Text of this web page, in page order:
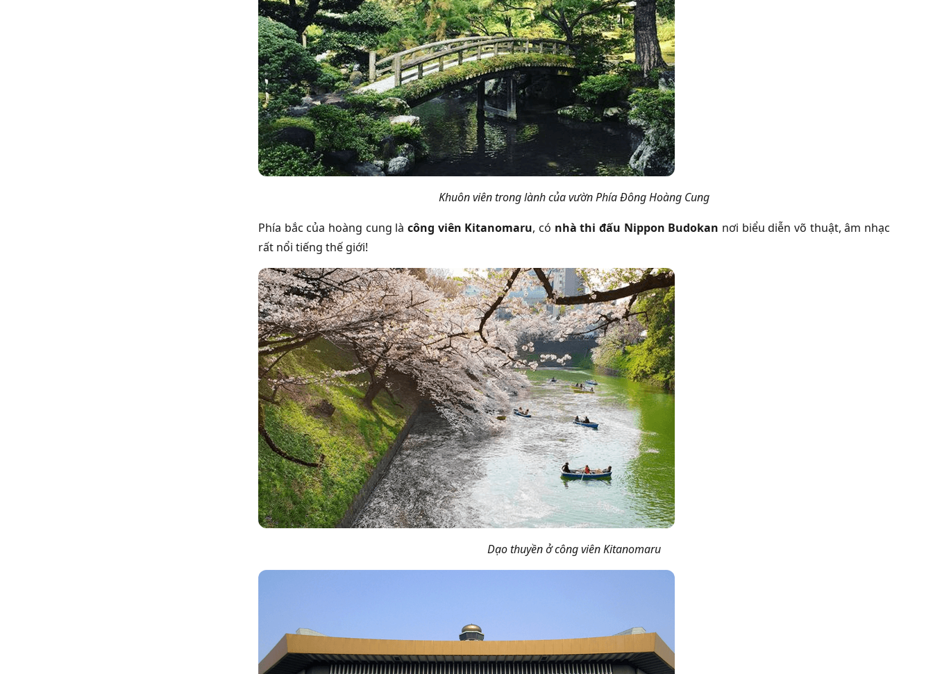
Khuôn viên trong lành của vườn Phía Đông Hoàng Cung
Phía bắc của hoàng cung là công viên Kitanomaru, có nhà thi đấu Nippon Budokan nơi biểu diễn võ thuật, âm nhạc
rất nổi tiếng thế giới!
Dạo thuyền ở công viên Kitanomaru